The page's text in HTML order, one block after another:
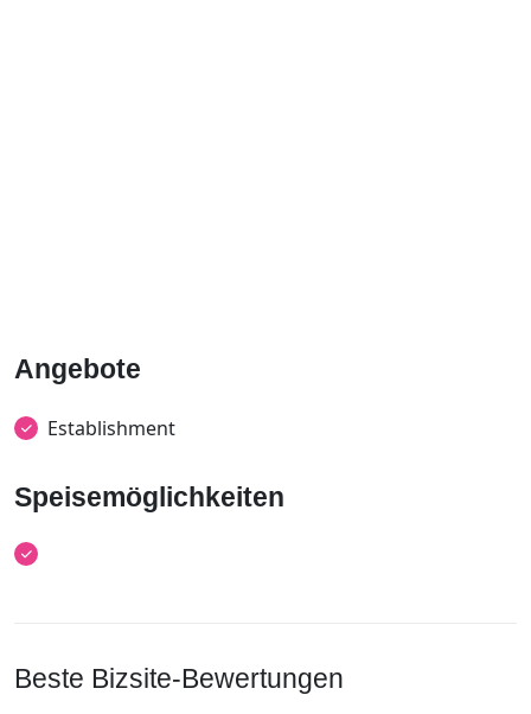
Angebote
Establishment
Speisemöglichkeiten
Beste Bizsite-Bewertungen